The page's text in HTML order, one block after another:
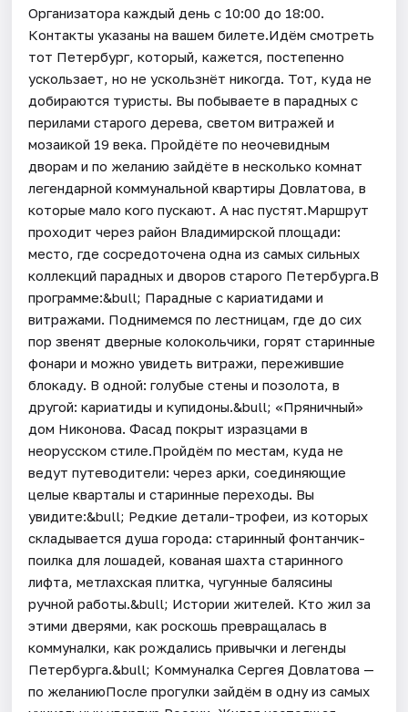
Организатора каждый день c 10:00 до 18:00.
Контакты указаны на вашем билете.Идём смотреть
тот Петербург, который, кажется, постепенно
ускользает, но не ускользнёт никогда. Тот, куда не
добираются туристы. Вы побываете в парадных с
перилами старого дерева, светом витражей и
мозаикой 19 века. Пройдёте по неочевидным
дворам и по желанию зайдёте в несколько комнат
легендарной коммунальной квартиры Довлатова, в
которые мало кого пускают. А нас пустят.Маршрут
проходит через район Владимирской площади:
место, где сосредоточена одна из самых сильных
коллекций парадных и дворов старого Петербурга.В
программе:&bull; Парадные с кариатидами и
витражами. Поднимемся по лестницам, где до сих
пор звенят дверные колокольчики, горят старинные
фонари и можно увидеть витражи, пережившие
блокаду. В одной: голубые стены и позолота, в
другой: кариатиды и купидоны.&bull; «Пряничный»
дом Никонова. Фасад покрыт изразцами в
неорусском стиле.Пройдём по местам, куда не
ведут путеводители: через арки, соединяющие
целые кварталы и старинные переходы. Вы
увидите:&bull; Редкие детали-трофеи, из которых
складывается душа города: старинный фонтанчик-
поилка для лошадей, кованая шахта старинного
лифта, метлахская плитка, чугунные балясины
ручной работы.&bull; Истории жителей. Кто жил за
этими дверями, как роскошь превращалась в
коммуналки, как рождались привычки и легенды
Петербурга.&bull; Коммуналка Сергея Довлатова —
по желаниюПосле прогулки зайдём в одну из самых